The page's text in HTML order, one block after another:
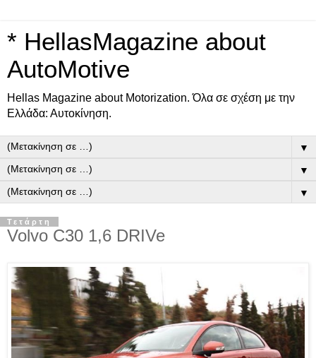
* HellasMagazine about
AutoMotive
Ηellas Μagazine about Motorization. Όλα σε σχέση με την
Ελλάδα: Αυτοκίνηση.
▼
▼
▼
Τετάρτη
Volvo C30 1,6 DRIVe